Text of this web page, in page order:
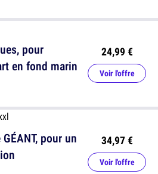
pour un
34,97 €
Voir l'offre
pour
en fond marin
24,99 €
Voir l'offre